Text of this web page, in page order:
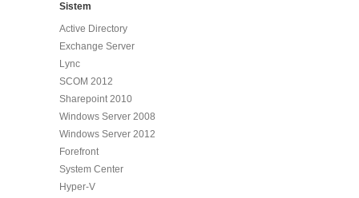
Sistem
Active Directory
Exchange Server
Lync
SCOM 2012
Sharepoint 2010
Windows Server 2008
Windows Server 2012
Forefront
System Center
Hyper-V